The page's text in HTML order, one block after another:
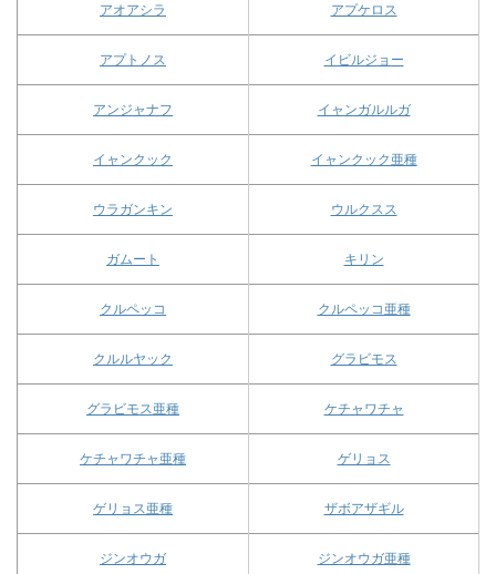
アオアシラ アプケロス
アプトノス イビルジョー
アンジャナフ イャンガルルガ
イャンクック イャンクック亜種
ウラガンキン ウルクスス
ガムート キリン
クルペッコ クルペッコ亜種
クルルヤック グラビモス
グラビモス亜種 ケチャワチャ
ケチャワチャ亜種 ゲリョス
ゲリョス亜種 ザボアザギル
ジンオウガ ジンオウガ亜種